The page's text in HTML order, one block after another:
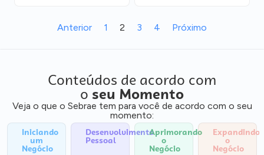
Anterior 1 2 3 4 Próximo
Conteúdos de acordo com
o seu Momento
Veja o que o Sebrae tem para você de acordo com o seu
momento:
Iniciando
um
Negócio
Desenvolvimento
Pessoal
Aprimorando
o
Negócio
Expandindo
o
Negócio